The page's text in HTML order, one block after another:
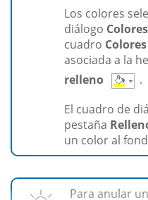
Los colores
diálogo Colores
cuadro
asociada a la
relleno
.
El cuadro de
pestaña
un color al
Para anular